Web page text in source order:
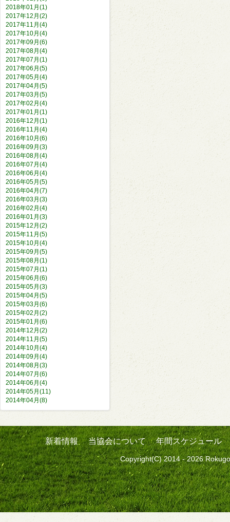
2018年01月(1)
2017年12月(2)
2017年11月(4)
2017年10月(4)
2017年09月(6)
2017年08月(4)
2017年07月(1)
2017年06月(5)
2017年05月(4)
2017年04月(5)
2017年03月(5)
2017年02月(4)
2017年01月(1)
2016年12月(1)
2016年11月(4)
2016年10月(6)
2016年09月(3)
2016年08月(4)
2016年07月(4)
2016年06月(4)
2016年05月(5)
2016年04月(7)
2016年03月(3)
2016年02月(4)
2016年01月(3)
2015年12月(2)
2015年11月(5)
2015年10月(4)
2015年09月(5)
2015年08月(1)
2015年07月(1)
2015年06月(6)
2015年05月(3)
2015年04月(5)
2015年03月(6)
2015年02月(2)
2015年01月(6)
2014年12月(2)
2014年11月(5)
2014年10月(4)
2014年09月(4)
2014年08月(3)
2014年07月(6)
2014年06月(4)
2014年05月(11)
2014年04月(8)
新着情報 当協会について 年間スケジュール
Copyright(C) 2014 - 2026